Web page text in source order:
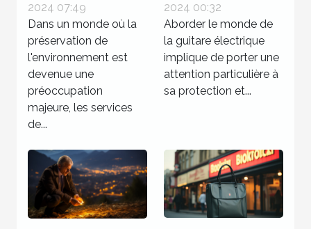
responsables
protègent
l'environnement
2024 07:49
Dans un monde où la
préservation de
l'environnement est
devenue une
préoccupation
majeure, les services
de...
guitare électrique
2024 00:32
Aborder le monde de
la guitare électrique
implique de porter une
attention particulière à
sa protection et...